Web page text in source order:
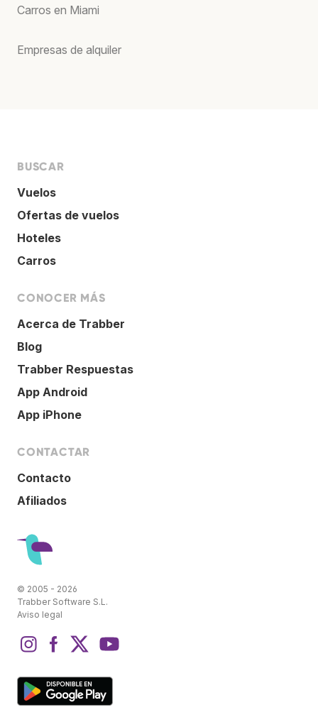
Carros en Miami
Empresas de alquiler
BUSCAR
Vuelos
Ofertas de vuelos
Hoteles
Carros
CONOCER MÁS
Acerca de Trabber
Blog
Trabber Respuestas
App Android
App iPhone
CONTACTAR
Contacto
Afiliados
© 2005 - 2026
Trabber Software S.L.
Aviso legal